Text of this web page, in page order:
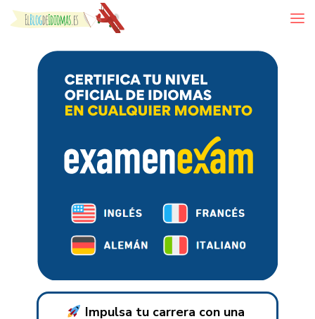
Skip to content
Impulsa tu carrera con una